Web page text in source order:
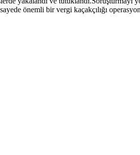
önemli bir vergi kaçakçılığı